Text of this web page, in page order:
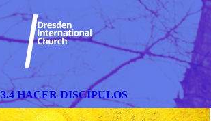
3.4 HACER DISCÍPULOS